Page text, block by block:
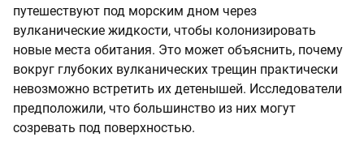
путешествуют под морским дном через
вулканические жидкости, чтобы колонизировать
новые места обитания. Это может объяснить, почему
вокруг глубоких вулканических трещин практически
невозможно встретить их детенышей. Исследователи
предположили, что большинство из них могут
созревать под поверхностью.